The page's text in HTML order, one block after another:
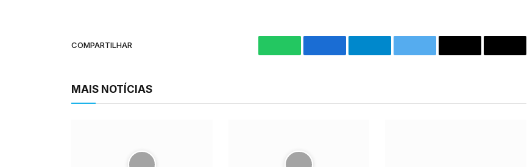
COMPARTILHAR
WhatsAppFacebookTelegramTwitter Email
Copy
MAIS NOTÍCIAS